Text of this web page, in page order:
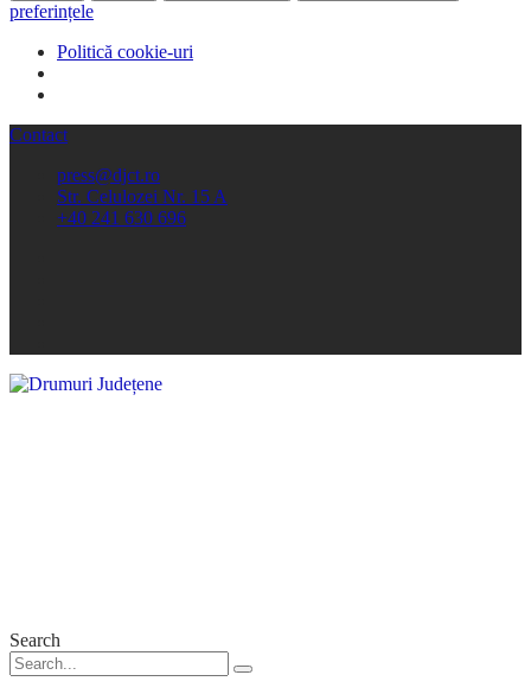
preferințele
Politică cookie-uri
Contact
press@djct.ro
Str. Celulozei Nr. 15 A
+40 241 630 696
Search